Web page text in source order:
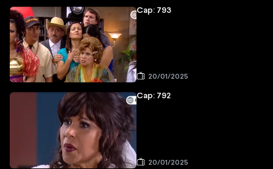
Cap: 793
20/01/2025
Cap: 792
20/01/2025